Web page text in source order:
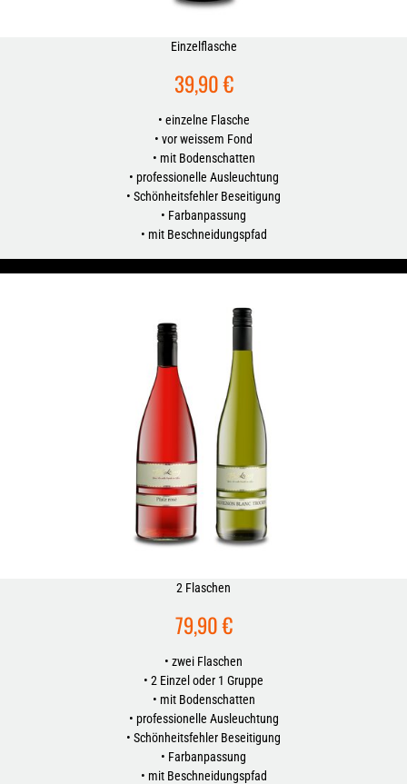
Einzelflasche
39,90 €
• einzelne Flasche
• vor weissem Fond
• mit Bodenschatten
• professionelle Ausleuchtung
• Schönheitsfehler Beseitigung
• Farbanpassung
• mit Beschneidungspfad
2 Flaschen
79,90 €
• zwei Flaschen
• 2 Einzel oder 1 Gruppe
• mit Bodenschatten
• professionelle Ausleuchtung
• Schönheitsfehler Beseitigung
• Farbanpassung
• mit Beschneidungspfad